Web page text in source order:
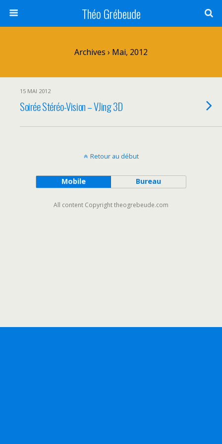
Théo Grébeude
Archives › Mai, 2012
15 MAI 2012
Soirée Stéréo-Vision – VJing 3D
Retour au début
Mobile Bureau
All content Copyright theogrebeude.com